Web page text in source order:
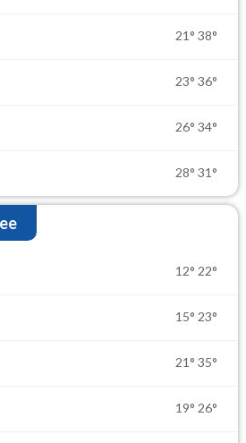
21° 38°
23° 36°
26° 34°
28° 31°
12° 22°
15° 23°
21° 35°
19° 26°